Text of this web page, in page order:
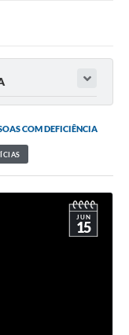
COM DEFICIÊNCIA
JUN
15